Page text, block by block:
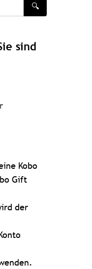
🔍
sind
Kobo
Gift
der